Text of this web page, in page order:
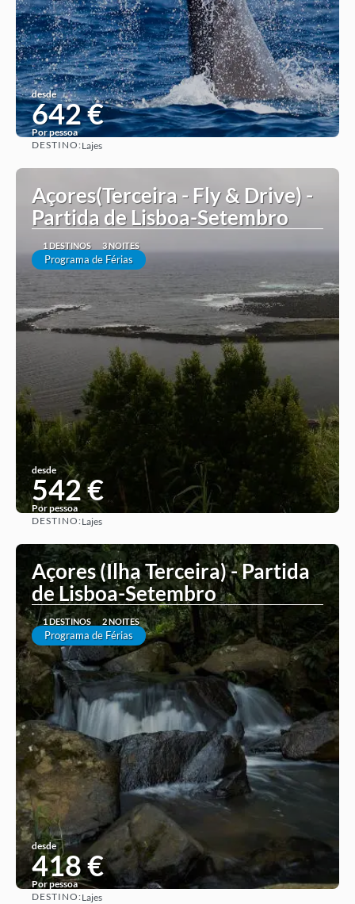
desde
642 €
Por pessoa
DESTINO:Lajes
Açores(Terceira - Fly & Drive) -
Partida de Lisboa-Setembro
1 DESTINOS 3 NOITES
Programa de Férias
desde
542 €
Por pessoa
DESTINO:Lajes
Açores (Ilha Terceira) - Partida
de Lisboa-Setembro
1 DESTINOS 2 NOITES
Programa de Férias
desde
418 €
Por pessoa
DESTINO:Lajes